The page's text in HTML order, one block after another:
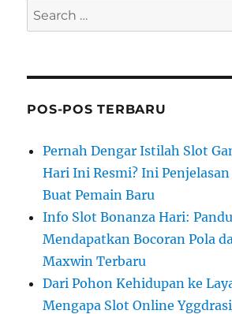
Search
for:
POS-POS TERBARU
Pernah Dengar Istilah Slot
Hari Ini Resmi? Ini
Buat Pemain Baru
Info Slot Bonanza Hari:
Mendapatkan Bocoran Pola
Maxwin Terbaru
Dari Pohon Kehidupan ke
Mengapa Slot Online